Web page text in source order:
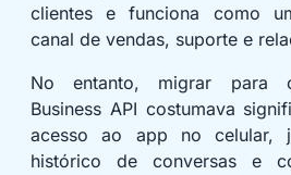
clientes e funciona como
canal de vendas, suporte e
No entanto, migrar para
Business API costumava
acesso ao app no celular,
histórico de conversas e